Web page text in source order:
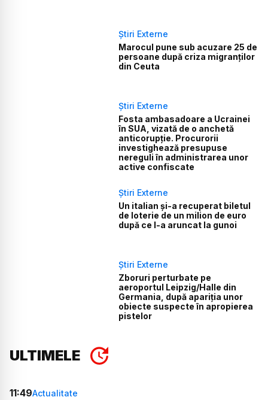
Știri Externe
Marocul pune sub acuzare 25 de
persoane după criza migranților
din Ceuta
Știri Externe
Fosta ambasadoare a Ucrainei
în SUA, vizată de o anchetă
anticorupție. Procurorii
investighează presupuse
nereguli în administrarea unor
active confiscate
Știri Externe
Un italian și-a recuperat biletul
de loterie de un milion de euro
după ce l-a aruncat la gunoi
Știri Externe
Zboruri perturbate pe
aeroportul Leipzig/Halle din
Germania, după apariția unor
obiecte suspecte în apropierea
pistelor
ULTIMELE
11:49Actualitate